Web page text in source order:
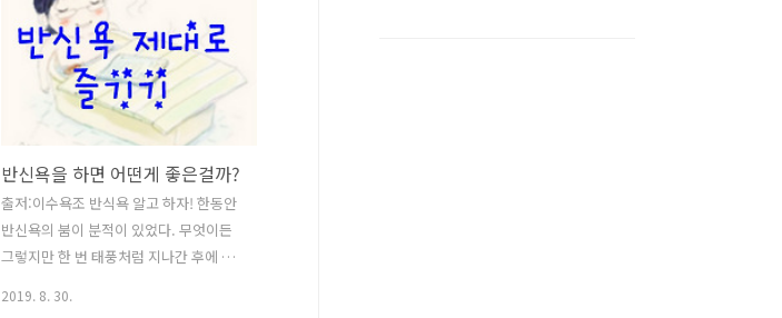
매자가 안전금고에 돈을 입금하면 판매자
가 물건을 보내고 그 물건에 이상유무가
없으면 판매자에게 돈이 정상적으로 지불
되는 형태이다. 보통 옥션이나 지마켓에
서 운영되는 결제형태인데 안전거래수수
료가 나간다고 하지만, 사기 당하지 않기
위해서 안전장치가 필요하기 때문에 안전
결제를 선호하게 된다. 하지만 워낙 지능
적으로 더 교묘해지는 사기에 안전결제를
가장한 신종사기수법이 안전결제사기이
는데 순서는 이렇다. 1. 내..
반신욕을 하면 어떤게 좋은걸까?
출저:이수욕조 반식욕 알고 하자! 한동안
반신욕의 붐이 분적이 있었다. 무엇이든
그렇지만 한 번 태풍처럼 지나간 후에 고
2019. 8. 30.